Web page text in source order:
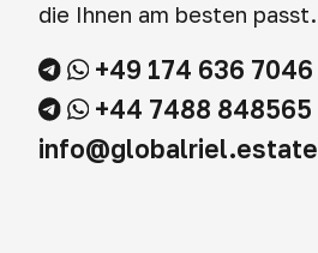
die Ihnen am besten passt.
+49 174 636 7046
+44 7488 848565
info@globalriel.estate